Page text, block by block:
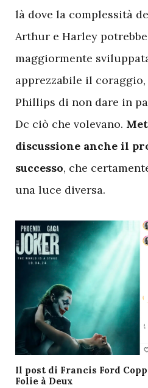
là dove la complessità
Arthur e Harley
maggiormente
apprezzabile il
Phillips di non dare in
Dc ciò che volevano.
discussione anche il
successo, che
una luce diversa.
Il post di Francis Ford
Folie à Deux